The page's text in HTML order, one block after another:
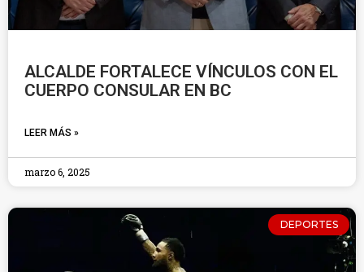
ALCALDE FORTALECE VÍNCULOS CON EL
CUERPO CONSULAR EN BC
LEER MÁS »
marzo 6, 2025
DEPORTES